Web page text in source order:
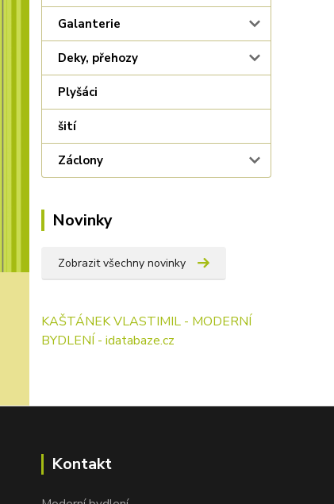
Galanterie
Deky, přehozy
Plyšáci
šití
Záclony
Novinky
Zobrazit všechny novinky
KAŠTÁNEK VLASTIMIL - MODERNÍ
BYDLENÍ - idatabaze.cz
Kontakt